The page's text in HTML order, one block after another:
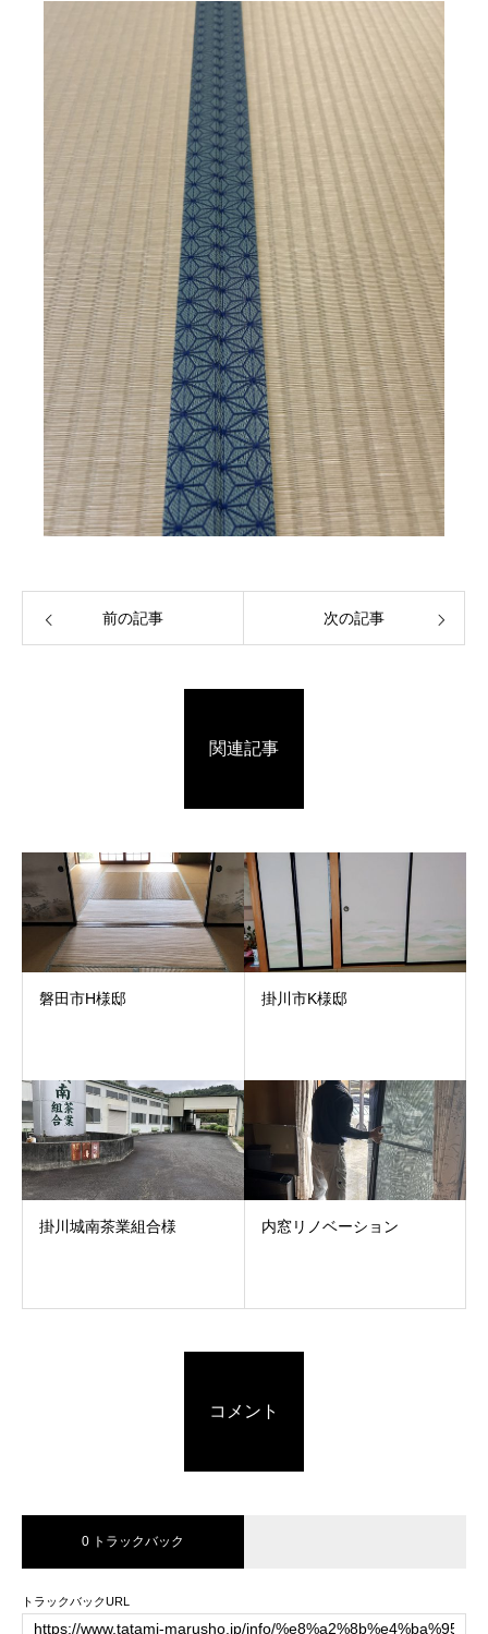
前の記事 次の記事
関連記事
磐田市H様邸 掛川市K様邸
掛川城南茶業組合様 内窓リノベーション
コメント
0 トラックバック
トラックバックURL